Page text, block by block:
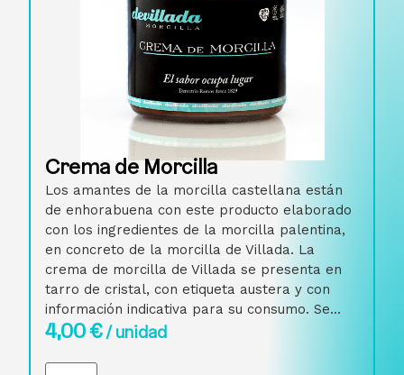
Crema de Morcilla
Los amantes de la morcilla castellana están
de enhorabuena con este producto elaborado
con los ingredientes de la morcilla palentina,
en concreto de la morcilla de Villada. La
crema de morcilla de Villada se presenta en
tarro de cristal, con etiqueta austera y con
información indicativa para su consumo. Se...
4,00€/ unidad